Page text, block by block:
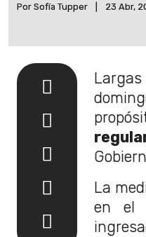
Por Sofía Tupper 23 Abr,
La
en el